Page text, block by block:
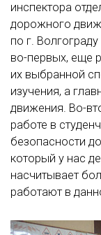
инспектора
дорожного
по г.
во-первых, еще
их выбранной
изучения, а
движения. Во-
работе в
безопасности
который у нас
насчитывает
работают в